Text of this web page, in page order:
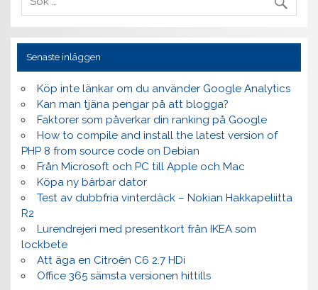
Senaste inläggen
Köp inte länkar om du använder Google Analytics
Kan man tjäna pengar på att blogga?
Faktorer som påverkar din ranking på Google
How to compile and install the latest version of
PHP 8 from source code on Debian
Från Microsoft och PC till Apple och Mac
Köpa ny bärbar dator
Test av dubbfria vinterdäck – Nokian Hakkapeliitta
R2
Lurendrejeri med presentkort från IKEA som
lockbete
Att äga en Citroën C6 2.7 HDi
Office 365 sämsta versionen hittills